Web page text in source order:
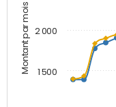
Montant par mois (€) 1 500
2 000